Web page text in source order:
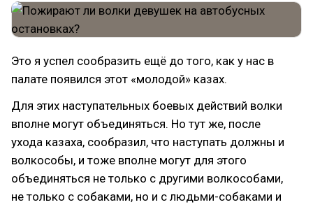
Это я успел сообразить ещё до того, как у нас в
палате появился этот «молодой» казах.
Для этих наступательных боевых действий волки
вполне могут объединяться. Но тут же, после
ухода казаха, сообразил, что наступать должны и
волкособы, и тоже вполне могут для этого
объединяться не только с другими волкособами,
не только с собаками, но и с людьми-собаками и